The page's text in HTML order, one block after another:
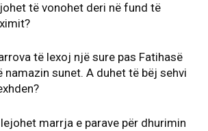
të vonohet deri në fund të
të lexoj një sure pas Fatihasë
namazin sunet. A duhet të bëj sehvi
marrja e parave për dhurimin